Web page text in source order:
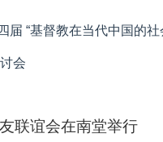
届 “基督教在当代中国的
会
联谊会在南堂举行